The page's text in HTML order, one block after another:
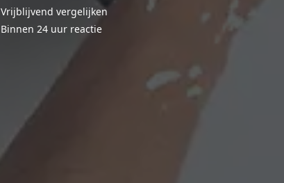
Vrijblijvend vergelijken
Binnen 24 uur reactie